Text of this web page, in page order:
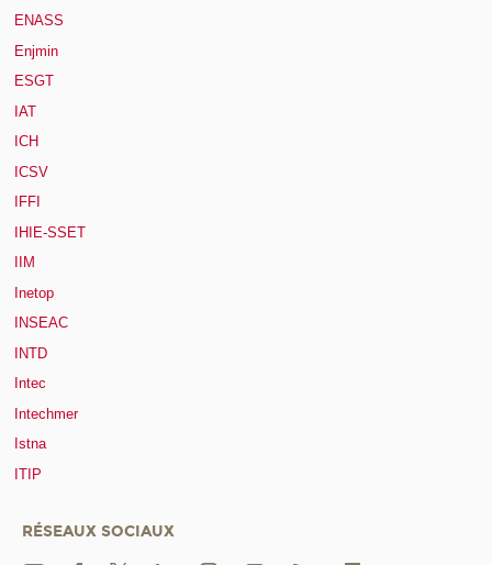
ENASS
Enjmin
ESGT
IAT
ICH
ICSV
IFFI
IHIE-SSET
IIM
Inetop
INSEAC
INTD
Intec
Intechmer
Istna
ITIP
RÉSEAUX SOCIAUX